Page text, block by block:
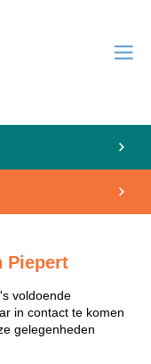
Piepert
voldoende
in contact te komen
gelegenheden